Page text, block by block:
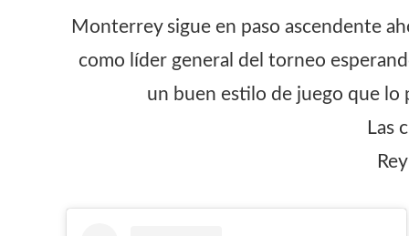
Monterrey sigue en paso ascendente
como líder general del torneo
un buen estilo de juego que lo
Las